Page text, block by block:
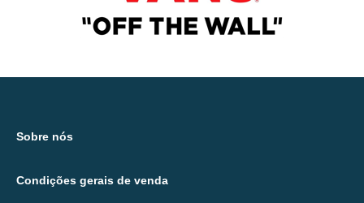
Sobre nós
Condições gerais de venda